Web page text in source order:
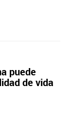
puede
de vida